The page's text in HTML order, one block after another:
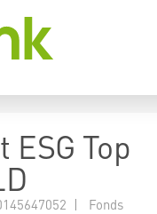
ESG Top
| Fonds